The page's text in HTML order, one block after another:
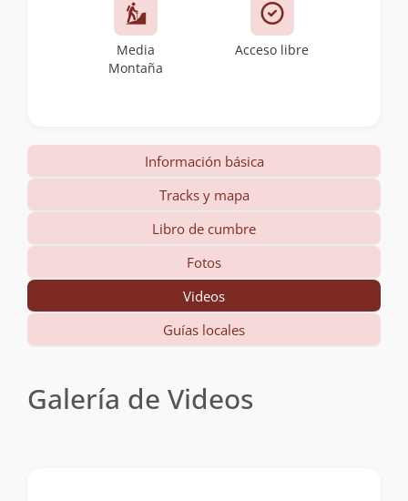
Media
Montaña
Acceso libre
Información básica
Tracks y mapa
Libro de cumbre
Fotos
Videos
Guías locales
Galería de Videos